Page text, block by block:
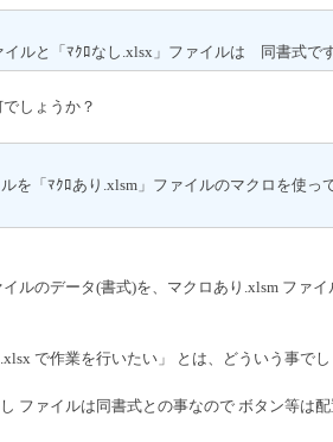
イルと「ﾏｸﾛなし.xlsx」ファイルは 同書式で
しょうか？
を「ﾏｸﾛあり.xlsm」ファイルのマクロを使っ
データ(書式)を、マクロあり.xlsm ファイ
で作業を行いたい」 とは、どういう事でし
ファイルは同書式との事なので ボタン等は